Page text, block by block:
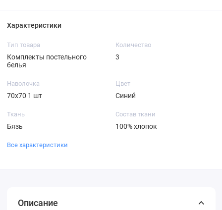
Характеристики
Тип товара
Комплекты постельного
белья
Количество
3
Наволочка
70х70 1 шт
Цвет
Синий
Ткань
Бязь
Состав ткани
100% хлопок
Все характеристики
Описание